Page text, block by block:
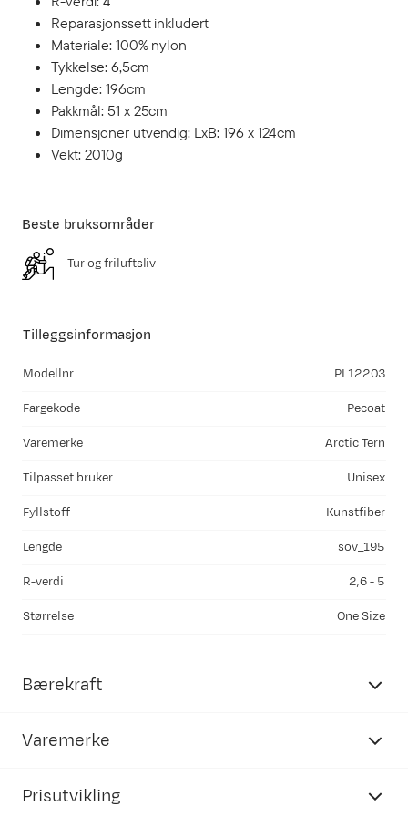
Reparasjonssett inkludert
Materiale: 100% nylon
Tykkelse: 6,5cm
Lengde: 196cm
Pakkmål: 51 x 25cm
Dimensjoner utvendig: LxB: 196 x 124cm
Vekt: 2010g
Tilleggsinformasjon
Modellnr. PL12203
Fargekode Pecoat
Varemerke Arctic Tern
Tilpasset bruker Unisex
Fyllstoff Kunstfiber
Lengde sov_195
R-verdi 2,6 - 5
Størrelse One Size
Beste bruksområder
Tur og friluftsliv
Bærekraft
Varemerke
Prisutvikling